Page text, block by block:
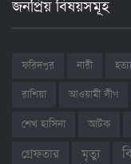
জনপ্রিয় বিষয়সমূহ
ফরিদপুর নারী হত্যা
রাশিয়া
আওয়ামী লীগ
শেখ হাসিনা আটক
গ্রেফতার
মৃত্যু